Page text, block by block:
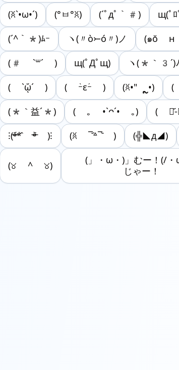
(ꐦ`•ω•´) (°ㅂ°ꐦ) (´ﾟдﾟ｀#) щ(ﾟ
(´^｀*)ﾑｰ ヽ(〃ò⤚ó〃)ノ (๑ŏ н
(# `꒳´ ) щ(ﾟДﾟщ) ヽ(*｀3´)ﾉ
( `ᾥ´ ) ( ｰ̀εｰ́ ) (ꐦ•" ຼ•) (
(*｀益´*) ( ｡ •`ᴖ´• ｡) ( ･᷄
⁝(ᵒ̴̶̷᷄*̑ ᵒ̴̶̷᷅ )⁝ (ꐦ ‾᷄꒫‾᷅ ) (╬◣д◢)
(୪ ^ ୪)
(」・ω・)」むー！(/
じゃー！